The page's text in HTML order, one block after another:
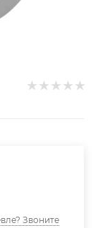
Звоните